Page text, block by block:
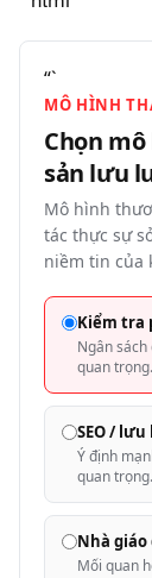
“`
MÔ HÌNH
Chọn
sản lưu
Mô hình
tác thực sự
niềm tin của
Kiểm tra
Ngân
quan trọng.
SEO /
Ý định
quan trọng.
Nhà
Mối quan